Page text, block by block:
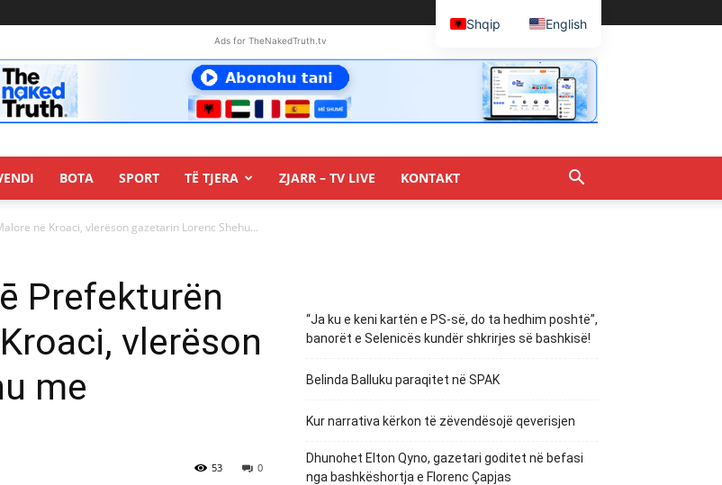
Ads for TheNakedTruth.tv
BOTA SPORT TË TJERA ZJARR – TV LIVE KONTAKT
në Kroaci, vlerëson gazetarin Lorenc Shehu...
Prefekturën
vlerëson
me
0
53
“Ja ku e keni kartën e PS-së, do ta hedhim poshtë”,
banorët e Selenicës kundër shkrirjes së bashkisë!
Belinda Balluku paraqitet në SPAK
Kur narrativa kërkon të zëvendësojë qeverisjen
Dhunohet Elton Qyno, gazetari goditet në befasi
nga bashkëshortja e Florenc Çapjas
Shqip English